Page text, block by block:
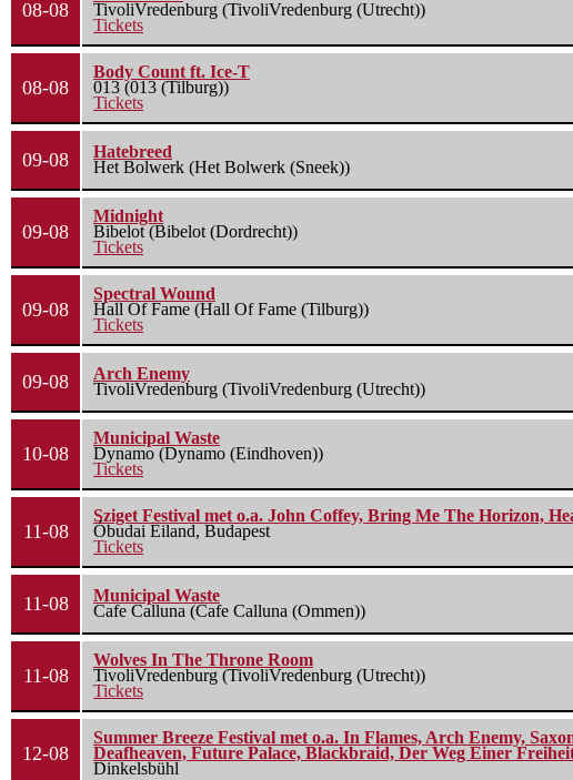
08-08
TivoliVredenburg (TivoliVredenburg (Utrecht))
Tickets
08-08
Body Count ft. Ice-T
013 (013 (Tilburg))
Tickets
09-08
Hatebreed
Het Bolwerk (Het Bolwerk (Sneek))
09-08
Midnight
Bibelot (Bibelot (Dordrecht))
Tickets
09-08
Spectral Wound
Hall Of Fame (Hall Of Fame (Tilburg))
Tickets
09-08
Arch Enemy
TivoliVredenburg (TivoliVredenburg (Utrecht))
10-08
Municipal Waste
Dynamo (Dynamo (Eindhoven))
Tickets
11-08
Sziget Festival met o.a. John Coffey, Bring Me The Horizon,
Óbudai Eiland, Budapest
Tickets
11-08
Municipal Waste
Cafe Calluna (Cafe Calluna (Ommen))
11-08
Wolves In The Throne Room
TivoliVredenburg (TivoliVredenburg (Utrecht))
Tickets
12-08
Summer Breeze Festival met o.a. In Flames, Arch Enemy,
Deafheaven, Future Palace, Blackbraid, Der Weg Einer
Dinkelsbühl